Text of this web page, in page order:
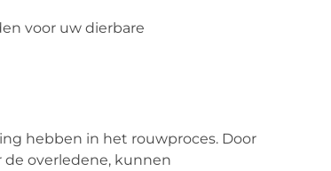
voor uw dierbare
hebben in het rouwproces. Door
overledene, kunnen